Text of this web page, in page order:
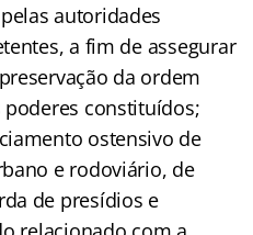
autoridades
a fim de assegurar
da ordem
constituídos;
ostensivo de
e rodoviário, de
de presídios e